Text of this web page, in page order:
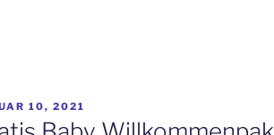
10, 2021